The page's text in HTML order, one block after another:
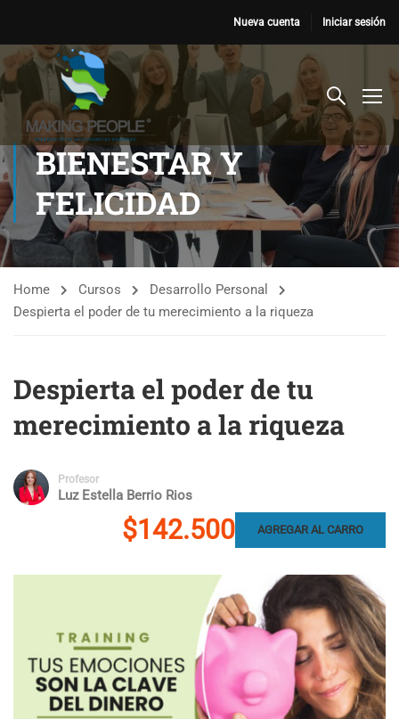
Nueva cuenta Iniciar sesión
BIENESTAR Y
FELICIDAD
Home Cursos
Desarrollo Personal
Despierta el poder de tu merecimiento a la riqueza
Despierta el poder de tu
merecimiento a la riqueza
Profesor
Luz Estella Berrio Rios
$142.500 AGREGAR AL CARRO